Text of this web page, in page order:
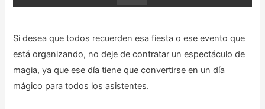
Si desea que todos recuerden esa fiesta o ese evento que
está organizando, no deje de contratar un espectáculo de
magia, ya que ese día tiene que convertirse en un día
mágico para todos los asistentes.